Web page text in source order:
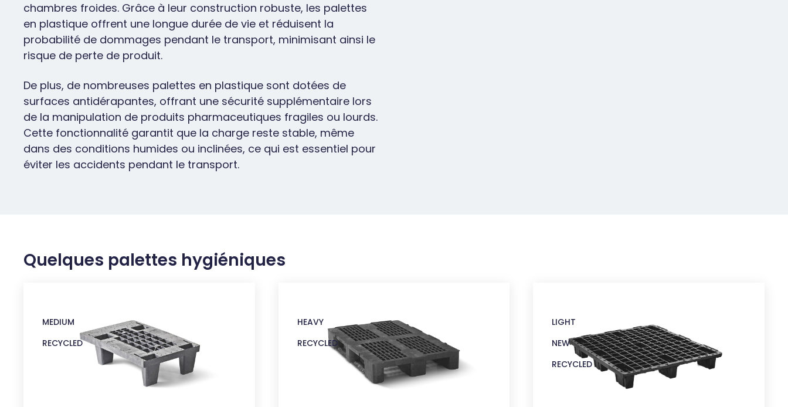
chambres froides. Grâce à leur construction robuste, les palettes
en plastique offrent une longue durée de vie et réduisent la
probabilité de dommages pendant le transport, minimisant ainsi le
risque de perte de produit.
De plus, de nombreuses palettes en plastique sont dotées de
surfaces antidérapantes, offrant une sécurité supplémentaire lors
de la manipulation de produits pharmaceutiques fragiles ou lourds.
Cette fonctionnalité garantit que la charge reste stable, même
dans des conditions humides ou inclinées, ce qui est essentiel pour
éviter les accidents pendant le transport.
Quelques palettes hygiéniques
MEDIUM
RECYCLED
HEAVY
RECYCLED
LIGHT
NEW
RECYCLED